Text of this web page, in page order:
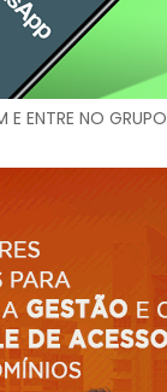
E ENTRE NO GRUPO